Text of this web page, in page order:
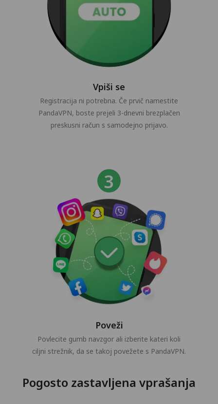
Vpiši se
Registracija ni potrebna. Če prvič namestite
PandaVPN, boste prejeli 3-dnevni brezplačen
preskusni račun s samodejno prijavo.
Poveži
Povlecite gumb navzgor ali izberite kateri koli
ciljni strežnik, da se takoj povežete s PandaVPN.
Pogosto zastavljena vprašanja